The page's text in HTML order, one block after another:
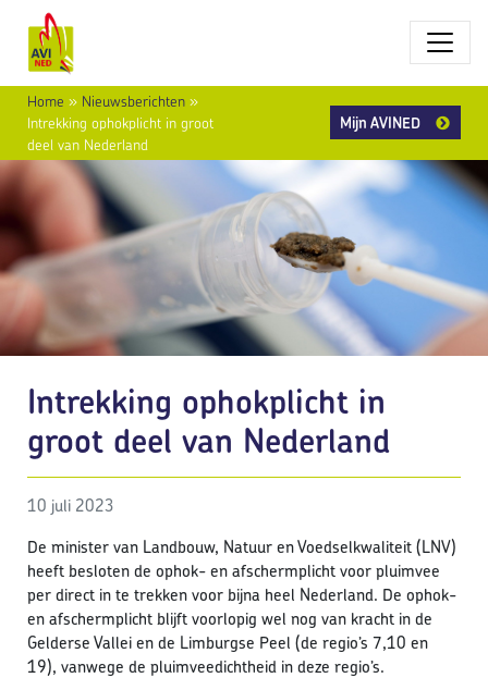
Home » Nieuwsberichten »
Intrekking ophokplicht in groot
deel van Nederland
Mijn AVINED
Intrekking ophokplicht in
groot deel van Nederland
10 juli 2023
De minister van Landbouw, Natuur en Voedselkwaliteit (LNV)
heeft besloten de ophok- en afschermplicht voor pluimvee
per direct in te trekken voor bijna heel Nederland. De ophok-
en afschermplicht blijft voorlopig wel nog van kracht in de
Gelderse Vallei en de Limburgse Peel (de regio’s 7,10 en
19), vanwege de pluimveedichtheid in deze regio’s.